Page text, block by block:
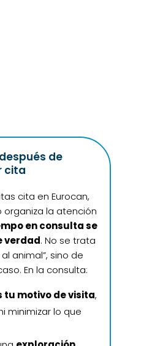
de
cita
cita en Eurocan,
organiza la atención
en consulta se
verdad. No se trata
animal”, sino de
En la consulta:
tu motivo de visita,
minimizar lo que